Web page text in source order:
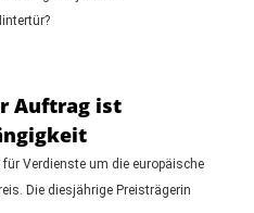
Auftrag ist
Verdienste um die europäische
Die diesjährige Preisträgerin